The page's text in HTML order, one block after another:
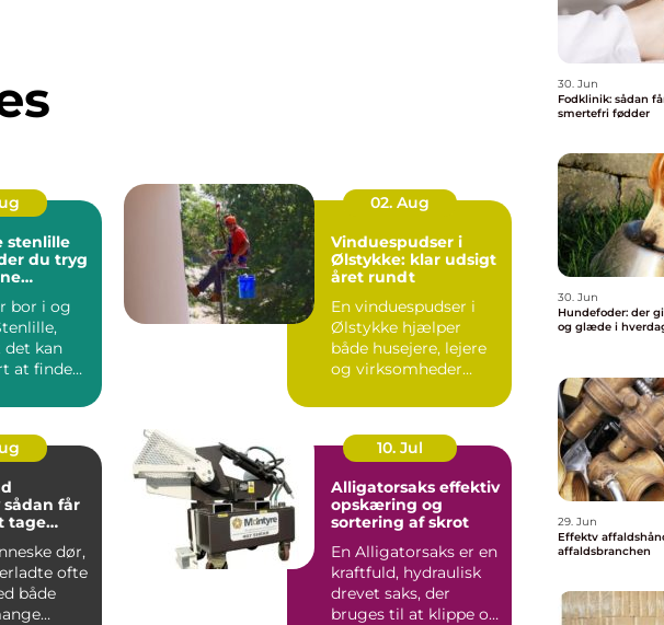
stenlille
du tryg
bor i og
det kan
at finde
02. Aug
Vinduespudser i
Ølstykke: klar udsigt
året rundt
En vinduespudser i
Ølstykke hjælper
både husejere, lejere
og virksomheder
tage
dør,
ofte
både
10. Jul
Alligatorsaks effektiv
opskæring og
sortering af skrot
En Alligatorsaks er en
kraftfuld, hydraulisk
drevet saks, der
bruges til at klippe og
30. Jun
Fodklinik: sådan
smertefri fødder
30. Jun
Hundefoder: der
og glæde i
29. Jun
Effektv
affaldsbranchen